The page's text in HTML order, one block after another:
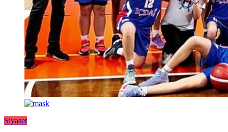
Siyaset